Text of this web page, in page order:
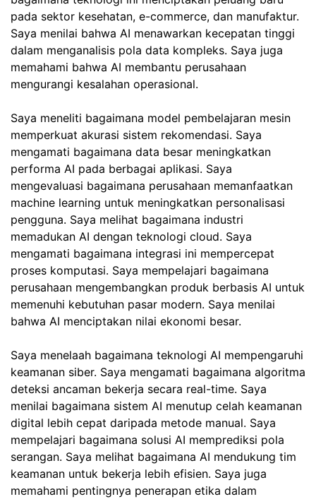
pada sektor kesehatan, e-commerce, dan manufaktur.
Saya menilai bahwa AI menawarkan kecepatan tinggi
dalam menganalisis pola data kompleks. Saya juga
memahami bahwa AI membantu perusahaan
mengurangi kesalahan operasional.
Saya meneliti bagaimana model pembelajaran mesin
memperkuat akurasi sistem rekomendasi. Saya
mengamati bagaimana data besar meningkatkan
performa AI pada berbagai aplikasi. Saya
mengevaluasi bagaimana perusahaan memanfaatkan
machine learning untuk meningkatkan personalisasi
pengguna. Saya melihat bagaimana industri
memadukan AI dengan teknologi cloud. Saya
mengamati bagaimana integrasi ini mempercepat
proses komputasi. Saya mempelajari bagaimana
perusahaan mengembangkan produk berbasis AI untuk
memenuhi kebutuhan pasar modern. Saya menilai
bahwa AI menciptakan nilai ekonomi besar.
Saya menelaah bagaimana teknologi AI mempengaruhi
keamanan siber. Saya mengamati bagaimana algoritma
deteksi ancaman bekerja secara real-time. Saya
menilai bagaimana sistem AI menutup celah keamanan
digital lebih cepat daripada metode manual. Saya
mempelajari bagaimana solusi AI memprediksi pola
serangan. Saya melihat bagaimana AI mendukung tim
keamanan untuk bekerja lebih efisien. Saya juga
memahami pentingnya penerapan etika dalam